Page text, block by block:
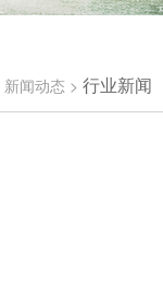
新闻动态 > 行业新闻